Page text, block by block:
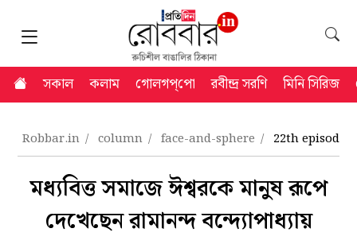
সকাল কলাম গোলগপ্‌পো রবীন্দ্র সরণি মিনি সিরিজ
Robbar.in column face-and-sphere 22th episode
মধ্যবিত্ত সমাজে ঈশ্বরকে মানুষ রূপে
দেখেছেন রামানন্দ বন্দ্যোপাধ্যায়